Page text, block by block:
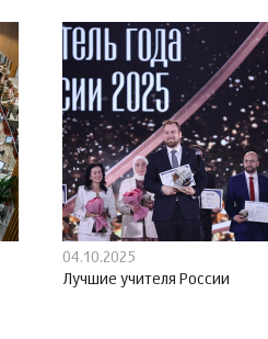
04.10.2025
Лучшие учителя России